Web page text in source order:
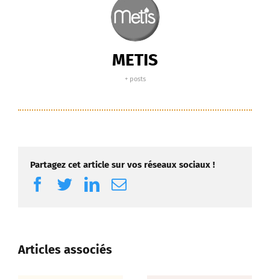
METIS
+ posts
Partagez cet article sur vos réseaux sociaux !
Facebook
TwitterLinkedIn
Email
Articles associés